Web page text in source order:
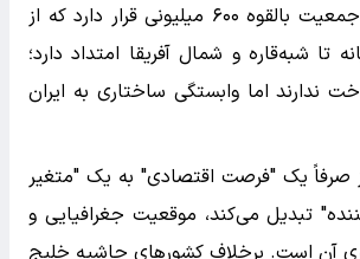
ایران در حاشیه‌ی جمعیت بالقوه ۶۰۰ میلیونی قرار دارد که از
تا شبه‌قاره و شمال آفریقا امتداد دارد؛
ندارند اما وابستگی ساختاری به ایران
از صرفاً یک "فرصت اقتصادی" به یک "متغیر
تبدیل می‌کند، موقعیت جغرافیایی و
آن است. برخلاف کشورهای حاشیه خلیج